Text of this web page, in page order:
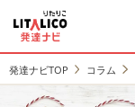
発達ナビTOP コラム